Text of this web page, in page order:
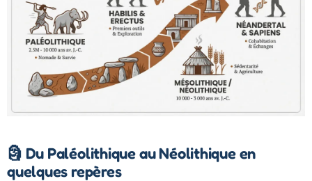
🗿 Du Paléolithique au Néolithique en
quelques repères